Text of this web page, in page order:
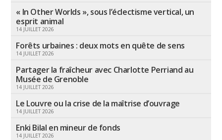
« In Other Worlds », sous l’éclectisme vertical, un
esprit animal
14 JUILLET 2026
Forêts urbaines : deux mots en quête de sens
14 JUILLET 2026
Partager la fraîcheur avec Charlotte Perriand au
Musée de Grenoble
14 JUILLET 2026
Le Louvre ou la crise de la maîtrise d’ouvrage
14 JUILLET 2026
Enki Bilal en mineur de fonds
14 JUILLET 2026